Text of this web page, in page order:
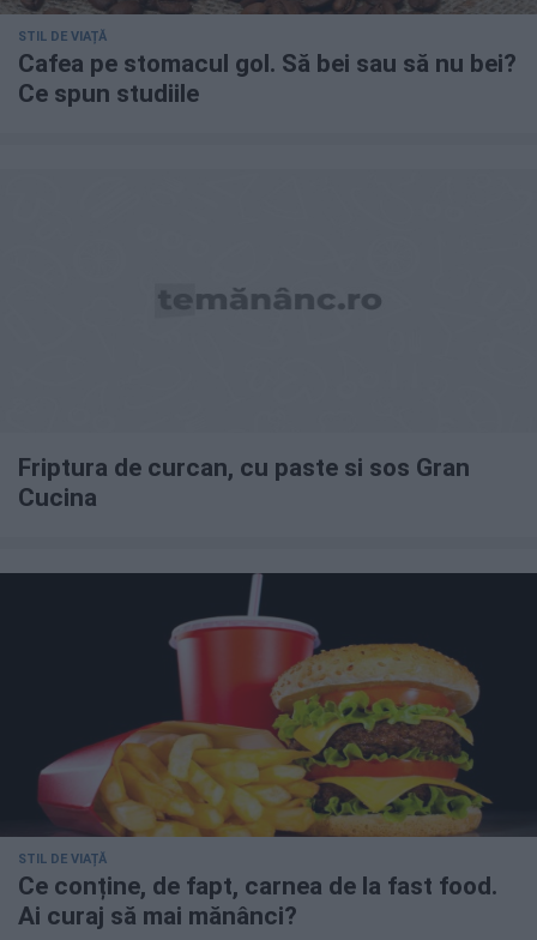
STIL DE VIAȚĂ
Cafea pe stomacul gol. Să bei sau să nu bei?
Ce spun studiile
Friptura de curcan, cu paste si sos Gran
Cucina
STIL DE VIAȚĂ
Ce conține, de fapt, carnea de la fast food.
Ai curaj să mai mănânci?